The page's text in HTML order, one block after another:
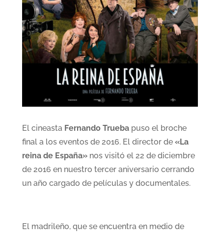
El cineasta Fernando Truebapuso el broche
final a los eventos de 2016. El director de «La
reina de España»nos visitó el 22 de diciembre
de 2016 en nuestro tercer aniversario cerrando
un año cargado de películas y documentales.
El madrileño, que se encuentra en medio de